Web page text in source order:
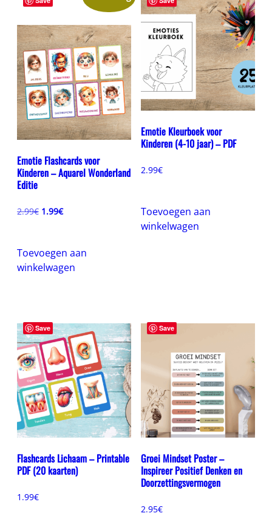
Emotie Flashcards voor
Kinderen – Aquarel Wonderland
Editie
2.99€ Oorspronkelijke
1.99€Huidige
Toevoegen aan
winkelwagen
Emotie Kleurboek voor
Kinderen (4-10 jaar) – PDF
2.99€
Toevoegen aan
winkelwagen
Save
Flashcards Lichaam – Printable
PDF (20 kaarten)
1.99€
Save
Groei Mindset Poster –
Inspireer Positief Denken en
Doorzettingsvermogen
2.95€